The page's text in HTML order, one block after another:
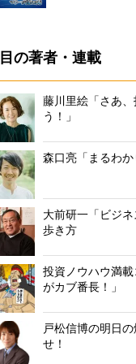
の著者・連載
藤川里絵「さあ、
う！」
森口亮「まるわか
大前研一「ビジ
歩き方
投資ノウハウ満
がカブ番長！」
戸松信博の明日
せ！